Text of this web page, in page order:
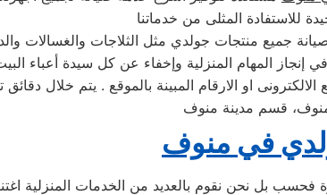
جميع منتجات جولدي مثل الثلاجات والغسالات
إنجاز المهام المنزلية وإخفاء عن كل سيدة أعباء
قسم مدينة منوف
في منوف
بل نحن نقوم بالعديد من الخدمات المنزلية